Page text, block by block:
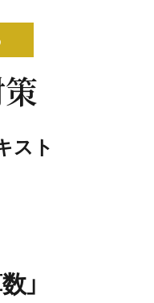
スト
」